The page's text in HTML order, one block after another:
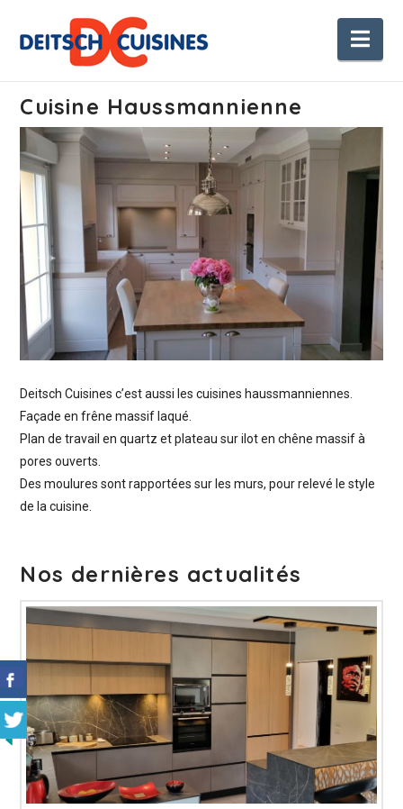
Cuisine Haussmannienne
Deitsch Cuisines c’est aussi les cuisines haussmanniennes.
Façade en frêne massif laqué.
Plan de travail en quartz et plateau sur ilot en chêne massif à
pores ouverts.
Des moulures sont rapportées sur les murs, pour relevé le style
de la cuisine.
Nos dernières actualités